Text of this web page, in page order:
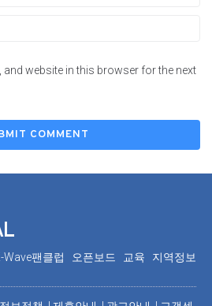
and website in this browser for the next
Wave팬클럽 오픈보드 교육 지역정보